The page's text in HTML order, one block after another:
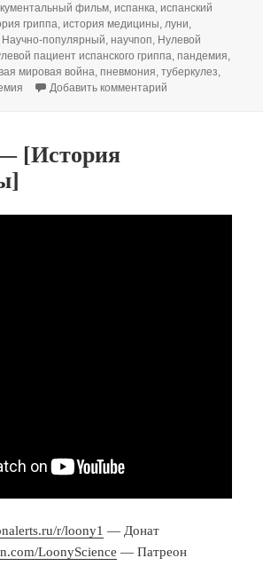
фильм ,испанка ,испанский
гриппа ,история медицины луни
Научно-популярный ,научпоп Нулевой
пациент испанского гриппа ,пандемия
мировая война ,пневмония ,туберкулез
Добавить комментарий
[История
r/loony1 — Донат
LoonyScience — Патреон